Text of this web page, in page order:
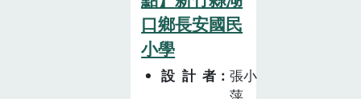
桃園舉辦的世界
客家博覽會活動
剛好巧妙呼應。
閱讀年菜【美味
雞舍介紹、瞭解
蛋雞友善飼養的
議題、認識母雞
的生態，以及日
口鄉長安國民
小學
設計者
張小
萍、